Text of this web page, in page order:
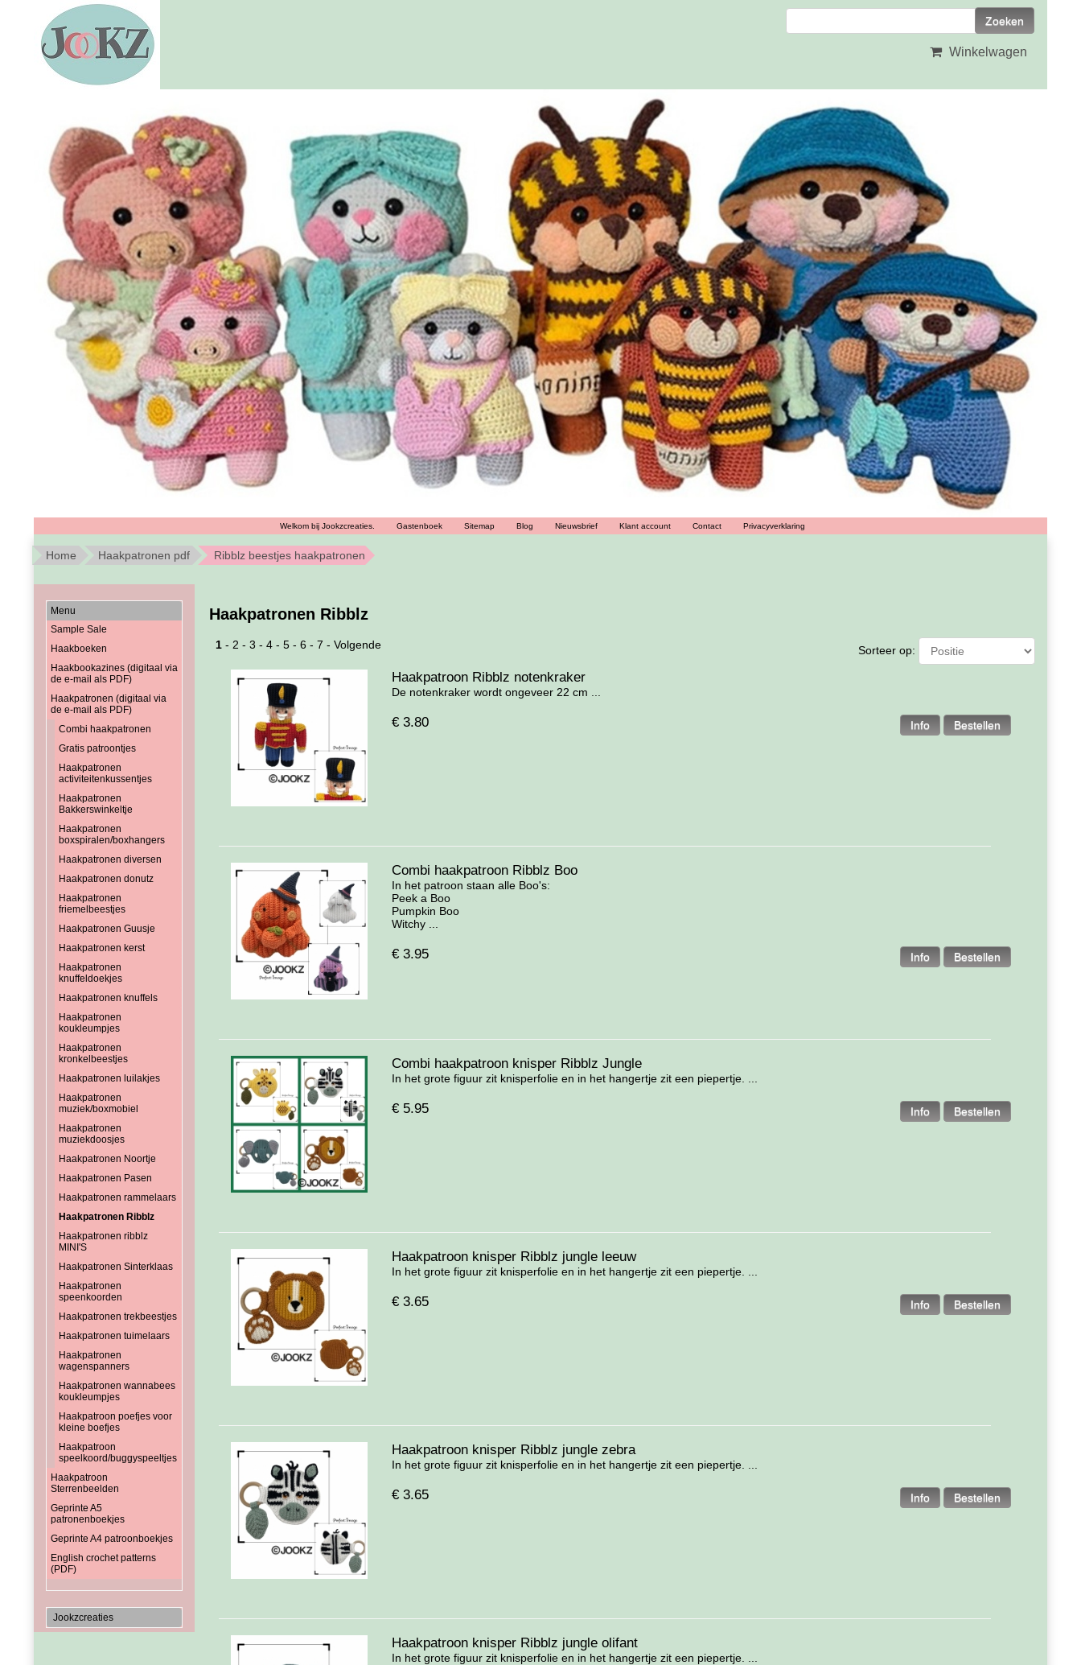
Winkelwagen
Welkom bij Jookzcreaties. Gastenboek Sitemap Blog Nieuwsbrief Klant account Contact Privacyverklaring
Home Haakpatronen pdf Ribblz beestjes haakpatronen
Menu
Sample Sale
Haakboeken
Haakbookazines (digitaal via
de e-mail als PDF)
Haakpatronen (digitaal via
de e-mail als PDF)
Combi haakpatronen
Gratis patroontjes
Haakpatronen
activiteitenkussentjes
Haakpatronen
Bakkerswinkeltje
Haakpatronen
boxspiralen/boxhangers
Haakpatronen diversen
Haakpatronen donutz
Haakpatronen
friemelbeestjes
Haakpatronen Guusje
Haakpatronen kerst
Haakpatronen
knuffeldoekjes
Haakpatronen knuffels
Haakpatronen
koukleumpjes
Haakpatronen
kronkelbeestjes
Haakpatronen luilakjes
Haakpatronen
muziek/boxmobiel
Haakpatronen
muziekdoosjes
Haakpatronen Noortje
Haakpatronen Pasen
Haakpatronen rammelaars
Haakpatronen Ribblz
Haakpatronen ribblz
MINI'S
Haakpatronen Sinterklaas
Haakpatronen
speenkoorden
Haakpatronen trekbeestjes
Haakpatronen tuimelaars
Haakpatronen
wagenspanners
Haakpatronen wannabees
koukleumpjes
Haakpatroon poefjes voor
kleine boefjes
Haakpatroon
speelkoord/buggyspeeltjes
Haakpatroon
Sterrenbeelden
Geprinte A5
patronenboekjes
Geprinte A4 patroonboekjes
English crochet patterns
(PDF)
Jookzcreaties
Haakpatronen Ribblz
Sorteer op:
1 - 2 - 3 - 4 - 5 - 6 - 7 - Volgende
Haakpatroon Ribblz notenkraker
De notenkraker wordt ongeveer 22 cm ...
€ 3.80
Combi haakpatroon Ribblz Boo
In het patroon staan alle Boo's:
Peek a Boo
Pumpkin Boo
Witchy ...
€ 3.95
Combi haakpatroon knisper Ribblz Jungle
In het grote figuur zit knisperfolie en in het hangertje zit een piepertje. ...
€ 5.95
Haakpatroon knisper Ribblz jungle leeuw
In het grote figuur zit knisperfolie en in het hangertje zit een piepertje. ...
€ 3.65
Haakpatroon knisper Ribblz jungle zebra
In het grote figuur zit knisperfolie en in het hangertje zit een piepertje. ...
€ 3.65
Haakpatroon knisper Ribblz jungle olifant
In het grote figuur zit knisperfolie en in het hangertje zit een piepertje. ...